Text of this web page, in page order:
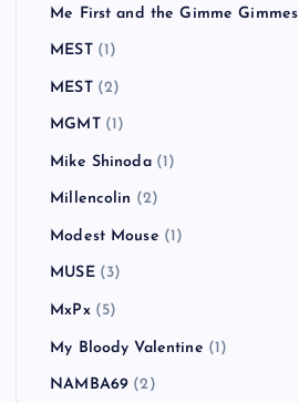
Me First and the Gimme Gimmes
MEST(1)
MEST(2)
MGMT(1)
Mike Shinoda(1)
Millencolin (2)
Modest Mouse (1)
MUSE(3)
MxPx(5)
My Bloody Valentine (1)
NAMBA69 (2)